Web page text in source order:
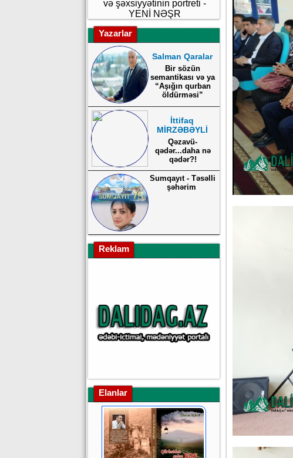
və şəxsiyyətinin portreti -
YENİ NƏŞR
Yazarlar
Salman Qaralar
Bir sözün
semantikası və ya
“Aşığın qurban
öldürməsi”
İttifaq
MİRZƏBƏYLİ
Qəzavü-
qədər...daha nə
qədər?!
Sumqayıt - Təsəlli
şəhərim
Reklam
Elanlar